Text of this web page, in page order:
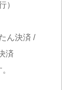
）
ん決済 /
済